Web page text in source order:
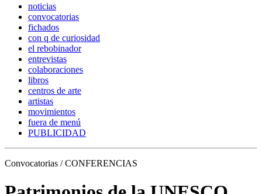
noticias
convocatorias
fichados
con q de curiosidad
el rebobinador
entrevistas
colaboraciones
libros
centros de arte
artistas
movimientos
fuera de menú
PUBLICIDAD
Convocatorias / CONFERENCIAS